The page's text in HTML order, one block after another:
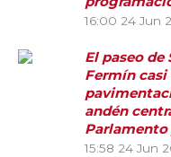
16:00 24 Jun
El paseo de
Fermín
andén
15:58 24 Jun